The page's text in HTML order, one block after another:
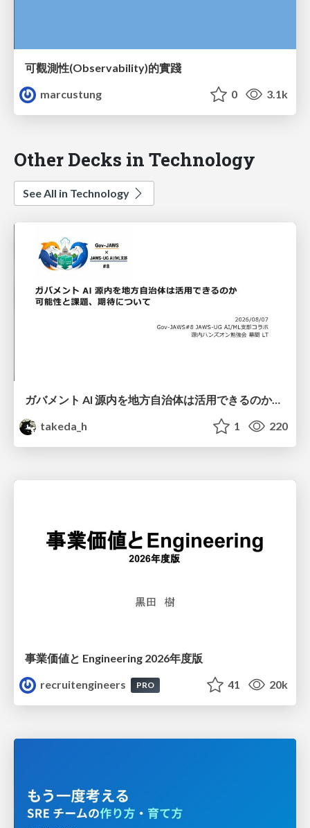
可觀測性(Observability)的實踐
marcustung
0 3.1k
Other Decks in Technology
See All in Technology
ガバメント AI 源内を地方自治体は活用できるのか 可能性と課題、期待について
takeda_h
1 220
事業価値と Engineering 2026年度版
recruitengineers
PRO 41 20k